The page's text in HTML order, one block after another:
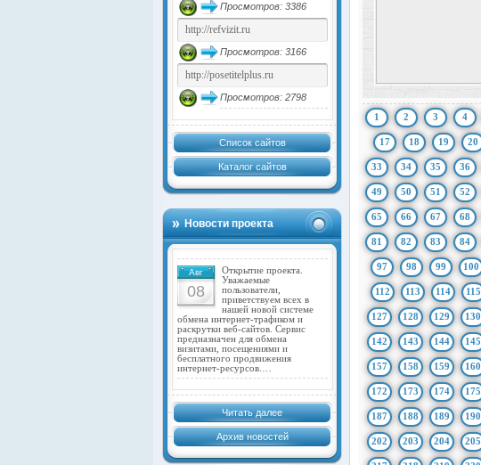
Просмотров: 3386
Просмотров: 3166
Просмотров: 2798
Список сайтов
Каталог сайтов
Новости проекта
Авг
08
Открытие проекта.
Уважаемые
пользователи,
приветствуем всех в
нашей новой системе
обмена интернет-трафиком и
раскрутки веб-сайтов. Сервис
предназначен для обмена
визитами, посещениями и
бесплатного продвижения
интернет-ресурсов.…
Читать далее
Архив новостей
1 2 3 4
17 18 19 20
33 34 35 36
49 50 51 52
65 66 67 68
81 82 83 84
97 98 99 100
112 113 114 115
127 128 129 130
142 143 144 145
157 158 159 160
172 173 174 175
187 188 189 190
202 203 204 205